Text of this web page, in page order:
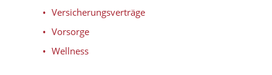
Versicherungsverträge
Vorsorge
Wellness